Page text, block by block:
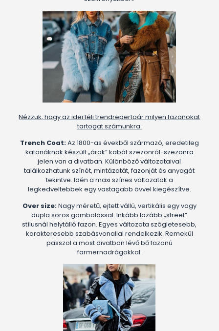
Nézzük, hogy az idei téli trendrepertoár milyen fazonokat
tartogat számunkra:
Trench Coat:Az 1800-as évekből származó, eredetileg
katonáknak készült „árok” kabát szezonról-szezonra
jelen van a divatban. Különböző változataival
találkozhatunk színét, mintázatát, fazonját és anyagát
tekintve. Idén a maxi színes változatok a
legkedveltebbek egy vastagabb övvel kiegészítve.
Over size:Nagy méretű, ejtett vállú, vertikális egy vagy
dupla soros gombolással. Inkább lazább „street”
stílusnál helytálló fazon. Egyes változata szögletesebb,
karakteresebb szabásvonallal rendelkezik. Remekül
passzol a most divatban lévő bő fazonú
farmernadrágokkal.